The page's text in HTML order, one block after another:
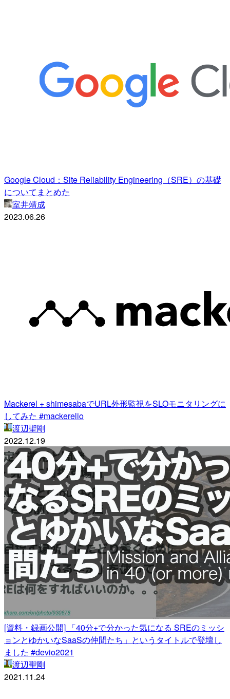
Google Cloud：Site Reliability Engineering（SRE）の基礎
についてまとめた
室井靖成
2023.06.26
Mackerel + shimesabaでURL外形監視をSLOモニタリングに
してみた #mackerelio
渡辺聖剛
2022.12.19
[資料・録画公開] 「40分+で分かった気になる SREのミッシ
ョンとゆかいなSaaSの仲間たち」というタイトルで登壇し
ました #devio2021
渡辺聖剛
2021.11.24